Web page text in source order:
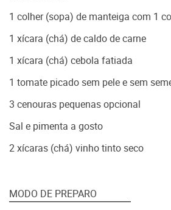
1 colher (sopa) de manteiga com 1
1 xícara (chá) de caldo de carne
1 xícara (chá) cebola fatiada
1 tomate picado sem pele e sem
3 cenouras pequenas opcional
Sal e pimenta a gosto
2 xícaras (chá) vinho tinto seco
MODO DE PREPARO